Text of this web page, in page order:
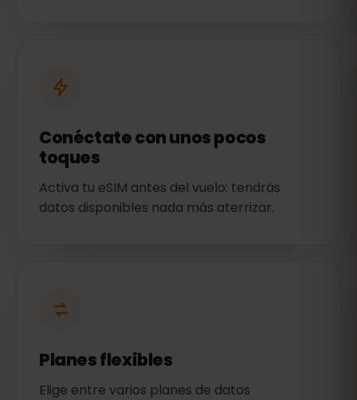
Conéctate con unos pocos
toques
Activa tu eSIM antes del vuelo: tendrás
datos disponibles nada más aterrizar.
Planes flexibles
Elige entre varios planes de datos